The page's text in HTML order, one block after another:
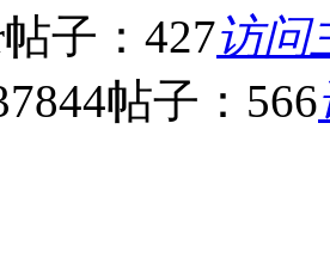
帖子：427访问
帖子：566